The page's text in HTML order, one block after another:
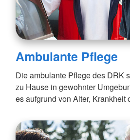
Ambulante Pflege
Die ambulante Pflege des DRK
zu Hause in gewohnter
es aufgrund von Alter, Krankheit